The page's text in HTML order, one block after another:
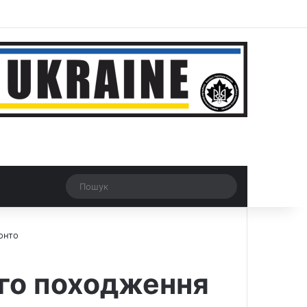
Рандомна новина
Switch skin
походження